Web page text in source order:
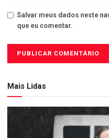
Salvar meus dados neste
que eu comentar.
Mais Lidas